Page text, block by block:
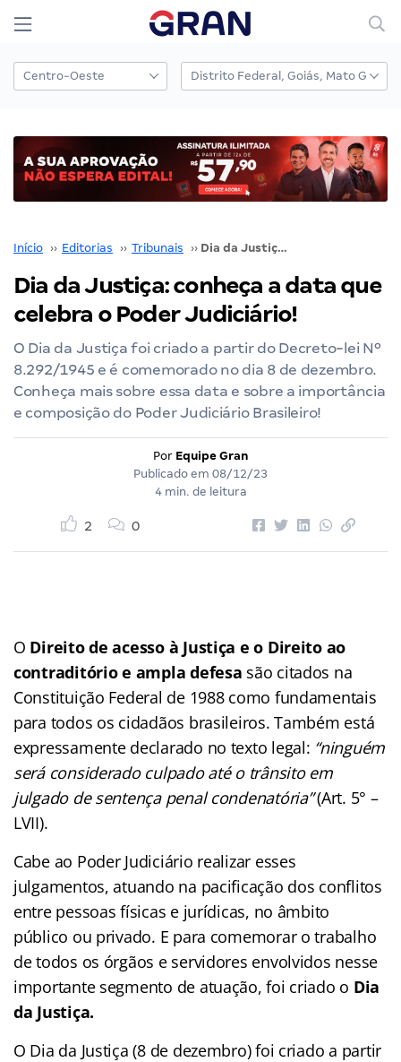
Início ›› Editorias ›› Tribunais ›› Dia da Justiça: conheça a data que celebra o Poder Judiciário!
Dia da Justiça: conheça a data que
celebra o Poder Judiciário!
O Dia da Justiça foi criado a partir do Decreto-lei Nº
8.292/1945 e é comemorado no dia 8 de dezembro.
Conheça mais sobre essa data e sobre a importância
e composição do Poder Judiciário Brasileiro!
Por Equipe Gran
Publicado em 08/12/23
4 min. de leitura
2 0
O Direito de acesso à Justiça e o Direito ao
contraditório e ampla defesa são citados na
Constituição Federal de 1988 como fundamentais
para todos os cidadãos brasileiros. Também está
expressamente declarado no texto legal: “ninguém
será considerado culpado até o trânsito em
julgado de sentença penal condenatória”(Art. 5° –
LVII).
Cabe ao Poder Judiciário realizar esses
julgamentos, atuando na pacificação dos conflitos
entre pessoas físicas e jurídicas, no âmbito
público ou privado. E para comemorar o trabalho
de todos os órgãos e servidores envolvidos nesse
importante segmento de atuação, foi criado o Dia
da Justiça.
O Dia da Justiça (8 de dezembro) foi criado a partir